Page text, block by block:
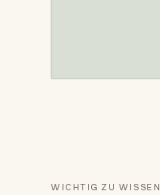
WICHTIG ZU WISSEN